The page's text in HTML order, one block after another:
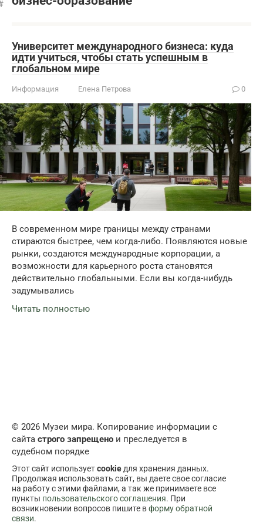
Университет международного бизнеса: куда
идти учиться, чтобы стать успешным в
глобальном мире
Информация Елена Петрова 0
В современном мире границы между странами
стираются быстрее, чем когда-либо. Появляются новые
рынки, создаются международные корпорации, а
возможности для карьерного роста становятся
действительно глобальными. Если вы когда-нибудь
задумывались
Читать полностью
© 2026 Музеи мира. Копирование информации с
сайта строго запрещено и преследуется в
судебном порядке
Этот сайт используетcookieдля хранения данных.
Продолжая использовать сайт, вы даете свое согласие
на работу с этими файлами, а так же принимаете все
пункты пользовательского соглашения. При
возникновении вопросов пишите вформу обратной
связи.